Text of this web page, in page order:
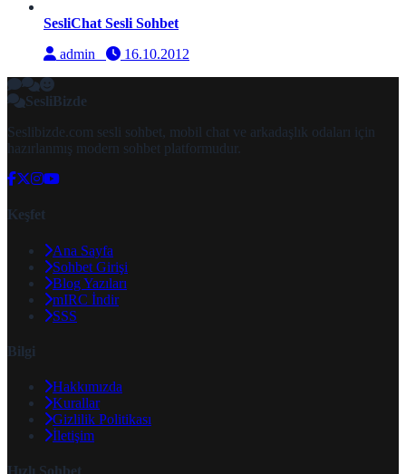
SesliChat Sesli Sohbet
admin
16.10.2012
SesliBizde
Seslibizde.com sesli sohbet, mobil chat ve arkadaşlık odaları için
hazırlanmış modern sohbet platformudur.
Keşfet
Ana Sayfa
Sohbet Girişi
Blog Yazıları
mIRC İndir
SSS
Bilgi
Hakkımızda
Kurallar
Gizlilik Politikası
İletişim